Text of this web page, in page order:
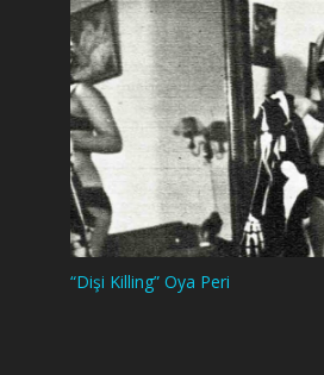
“Dişi Killing” Oya Peri